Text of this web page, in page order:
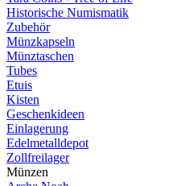
Historische Numismatik
Zubehör
Münzkapseln
Münztaschen
Tubes
Etuis
Kisten
Geschenkideen
Einlagerung
Edelmetalldepot
Zollfreilager
Münzen